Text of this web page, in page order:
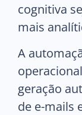
cognitiva
mais
A
geração
de e-mails